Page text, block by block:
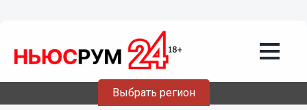
Выбрать регион
05.08.201519:16
Акция «SТОР беспечность!» пройдет в
Нижнем Новгороде 7 августа